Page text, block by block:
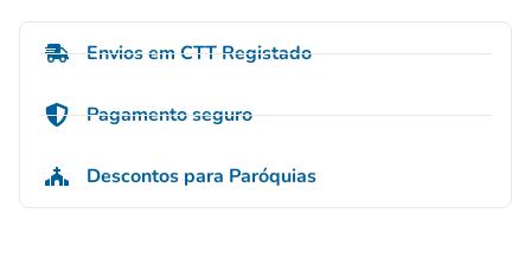
Envios em CTT Registado
Pagamento seguro
Descontos para Paróquias